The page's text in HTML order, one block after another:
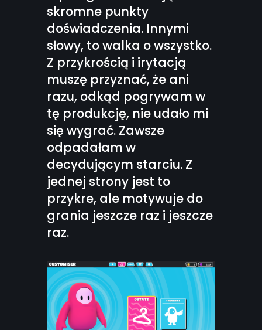
skromne punkty
doświadczenia. Innymi
słowy, to walka o wszystko.
Z przykrością i irytacją
muszę przyznać, że ani
razu, odkąd pogrywam w
tę produkcję, nie udało mi
się wygrać. Zawsze
odpadałam w
decydującym starciu. Z
jednej strony jest to
przykre, ale motywuje do
grania jeszcze raz i jeszcze
raz.